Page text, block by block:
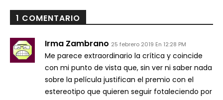
1 COMENTARIO
Irma Zambrano 25 febrero 2019 En 12:28 PM
Me parece extraordinario la crítica y coincide
con mi punto de vista que, sin ver ni saber nada
sobre la película justifican el premio con el
estereotipo que quieren seguir fotaleciendo por